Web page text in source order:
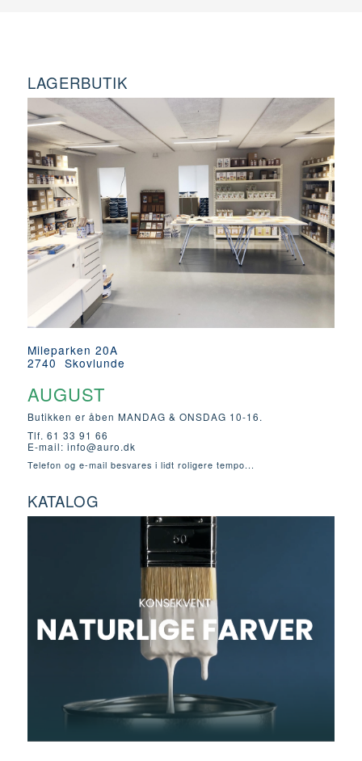
LAGERBUTIK
Mileparken 20A
2740 Skovlunde
AUGUST
Butikken er åben MANDAG & ONSDAG 10-16.
Tlf. 61 33 91 66
E-mail: info@auro.dk
Telefon og e-mail besvares i lidt roligere tempo...
KATALOG